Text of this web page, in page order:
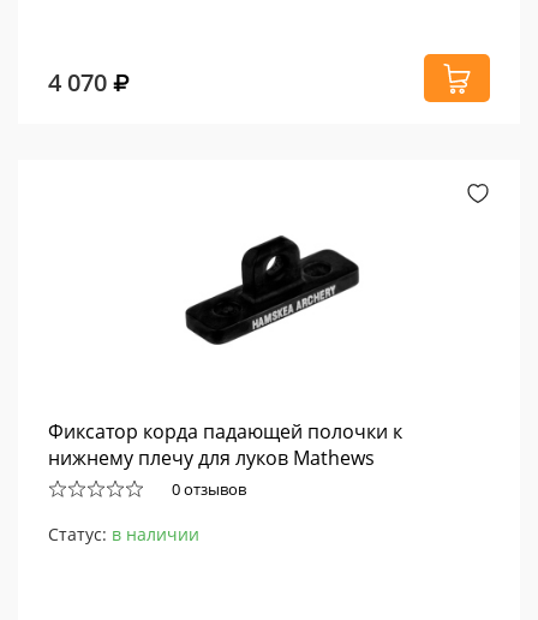
4 070
Фиксатор корда падающей полочки к
нижнему плечу для луков Mathews
0 отзывов
Статус: в наличии